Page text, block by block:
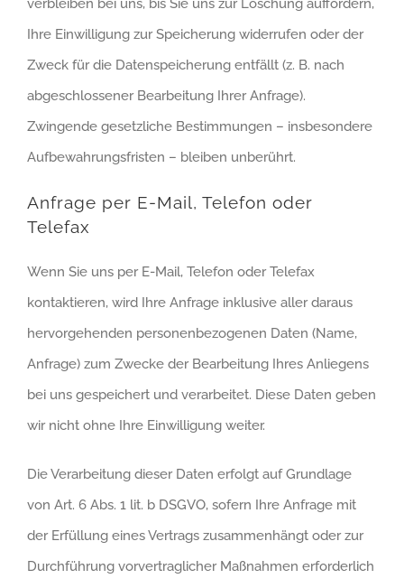
verbleiben bei uns, bis Sie uns zur Löschung auffordern,
Ihre Einwilligung zur Speicherung widerrufen oder der
Zweck für die Datenspeicherung entfällt (z. B. nach
abgeschlossener Bearbeitung Ihrer Anfrage).
Zwingende gesetzliche Bestimmungen – insbesondere
Aufbewahrungsfristen – bleiben unberührt.
Anfrage per E-Mail, Telefon oder
Telefax
Wenn Sie uns per E-Mail, Telefon oder Telefax
kontaktieren, wird Ihre Anfrage inklusive aller daraus
hervorgehenden personenbezogenen Daten (Name,
Anfrage) zum Zwecke der Bearbeitung Ihres Anliegens
bei uns gespeichert und verarbeitet. Diese Daten geben
wir nicht ohne Ihre Einwilligung weiter.
Die Verarbeitung dieser Daten erfolgt auf Grundlage
von Art. 6 Abs. 1 lit. b DSGVO, sofern Ihre Anfrage mit
der Erfüllung eines Vertrags zusammenhängt oder zur
Durchführung vorvertraglicher Maßnahmen erforderlich